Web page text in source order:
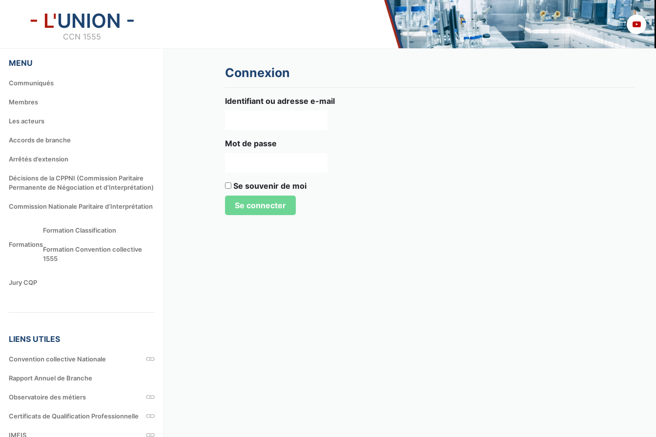
- L'UNION -
CCN 1555
MENU
Communiqués
Membres
Les acteurs
Accords de branche
Arrêtés d’extension
Décisions de la CPPNI (Commission Paritaire
Permanente de Négociation et d’Interprétation)
Commission Nationale Paritaire d’Interprétation
Formations
Formation Classification
Formation Convention collective
1555
Jury CQP
LIENS UTILES
Convention collective Nationale
Rapport Annuel de Branche
Observatoire des métiers
Certificats de Qualification Professionnelle
IMFIS
Connexion
Identifiant ou adresse e-mail
Mot de passe
Se souvenir de moi